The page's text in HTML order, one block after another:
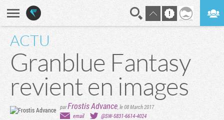
ACTU
Granblue Fantasy
revient en images
parFrostis Advance,le 08 March 2017
email
@SW-5831-6614-4024